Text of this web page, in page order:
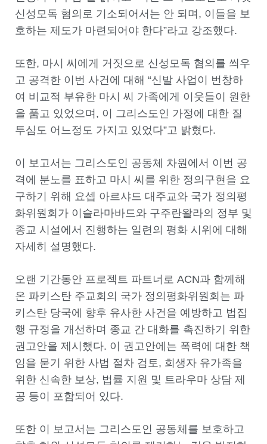
신성모독 혐의로 기소되어서는 안 되며, 이들을 보
호하는 제도가 마련되어야 한다”라고 강조했다.
또한, 마시 씨에게 거짓으로 신성모독 혐의를 씌우
고 공격한 이번 사건에 대해 “신발 사업이 번창하
여 비교적 부유한 마시 씨 가족에게 이웃들이 원한
을 품고 있었으며, 이 그리스도인 가정에 대한 질
투심도 어느정도 가지고 있었다”고 밝혔다.
이 보고서는 그리스도인 공동체 차원에서 이번 공
격에 분노를 표하고 마시 씨를 위한 정의구현을 요
구하기 위해 요셉 아르샤드 대주교와 국가 정의평
화위원회가 이슬라마바드와 구주란왈라의 정부 및
종교 시설에서 진행하는 일련의 평화 시위에 대해
자세히 설명했다.
오랜 기간동안 프로젝트 파트너로 ACN과 함께해
온 파키스탄 주교회의 국가 정의평화위원회는 파
키스탄 당국에 향후 유사한 사건을 예방하고 법집
행 규정을 개선하며 종교 간 대화를 촉진하기 위한
권고안을 제시했다. 이 권고안에는 폭력에 대한 책
임을 묻기 위한 사법 절차 검토, 희생자 유가족을
위한 신속한 보상, 법률 지원 및 트라우마 상담 제
공 등이 포함되어 있다.
또한 이 보고서는 그리스도인 공동체를 보호하고